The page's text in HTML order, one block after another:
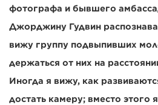
фотографа и бывшего
Джорджину Гудвин
вижу группу подвыпивших
держаться от них на
Иногда я вижу, как
достать камеру; вместо этого